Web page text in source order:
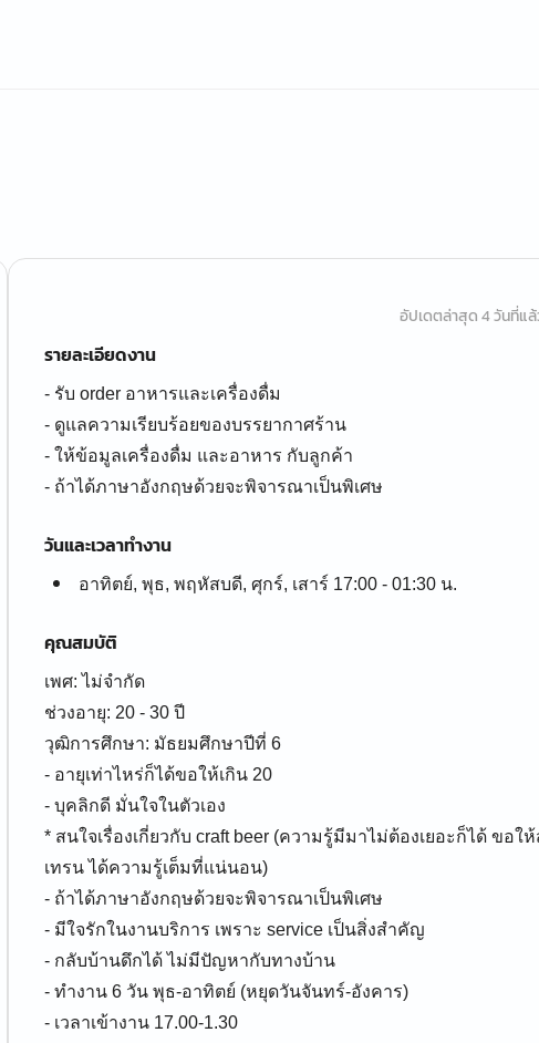
อัปเดตล่าสุด 4 วันที่แ
รายละเอียดงาน
- รับ order อาหารและเครื่องดื่ม
- ดูแลความเรียบร้อยของบรรยากาศร้าน
- ให้ข้อมูลเครื่องดื่ม และอาหาร กับลูกค้า
- ถ้าได้ภาษาอังกฤษด้วยจะพิจารณาเป็นพิเศษ
วันและเวลาทำงาน
อาทิตย์, พุธ, พฤหัสบดี, ศุกร์, เสาร์ 17:00 - 01:30 น.
คุณสมบัติ
เพศ: ไม่จำกัด
ช่วงอายุ: 20 - 30 ปี
วุฒิการศึกษา: มัธยมศึกษาปีที่ 6
- อายุเท่าไหร่ก็ได้ขอให้เกิน 20
- บุคลิกดี มั่นใจในตัวเอง
* สนใจเรื่องเกี่ยวกับ craft beer (ความรู้มีมาไม่ต้องเยอะก็ได้ ขอ
เทรน ได้ความรู้เต็มที่แน่นอน)
- ถ้าได้ภาษาอังกฤษด้วยจะพิจารณาเป็นพิเศษ
- มีใจรักในงานบริการ เพราะ service เป็นสิ่งสำคัญ
- กลับบ้านดึกได้ ไม่มีปัญหากับทางบ้าน
- ทำงาน 6 วัน พุธ-อาทิตย์ (หยุดวันจันทร์-อังคาร)
- เวลาเข้างาน 17.00-1.30